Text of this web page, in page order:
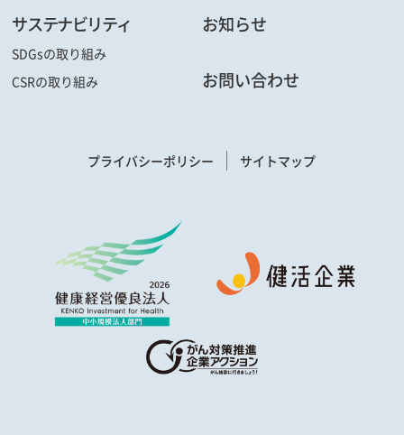
サステナビリティ
SDGsの取り組み
CSRの取り組み
お知らせ
お問い合わせ
プライバシーポリシー サイトマップ